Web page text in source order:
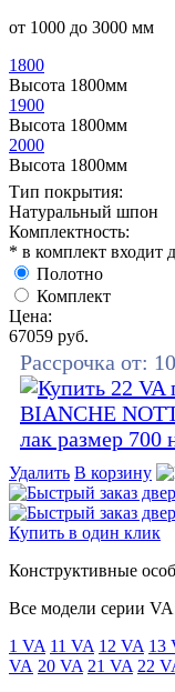
от 1000 до 3000 мм
1800
Высота 1800мм
1900
Высота 1800мм
2000
Высота 1800мм
Тип покрытия:
Натуральный шпон
Комплектность:
* в комплект входит
Полотно
Комплект
Цена:
67059 руб.
Рассрочка от:
Удалить В корзину
Купить в один клик
Конструктивные
Все модели серии
1 VA 11 VA 12 VA 13
VA 20 VA 21 VA 22